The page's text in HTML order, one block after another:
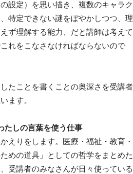
設定）を思い描き、複数のキャラク
特定できない謎をぼやかしつつ、理
ず理解する能力、だと講師は考えて
れをこなさなければならないので
たことを書くことの奥深さを受講者
ます。
しの言葉を使う仕事
えりをします。医療・福祉・教育・
めの道具」としての哲学をまとめた
受講者のみなさんが日々使っている